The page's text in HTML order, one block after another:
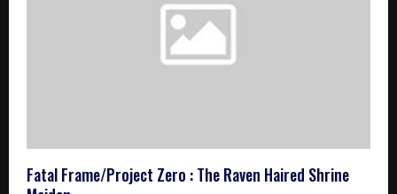
Fatal Frame/Project Zero : The Raven Haired Shrine